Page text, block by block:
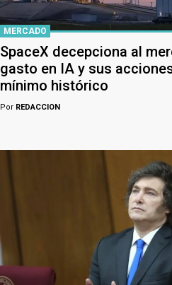
MERCADO
SpaceX decepciona al
gasto en IA y sus
mínimo histórico
Por REDACCION